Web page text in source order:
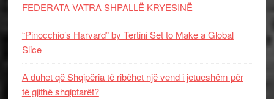
FEDERATA VATRA SHPALLË KRYESINË
“Pinocchio’s Harvard” by Tertini Set to Make a Global
Slice
A duhet që Shqipëria të ribëhet një vend i jetueshëm për
të gjithë shqiptarët?